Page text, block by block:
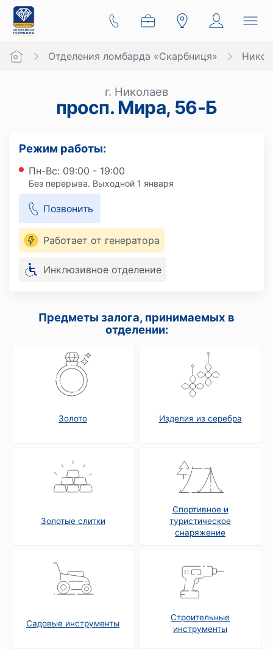
Отделения ломбарда «Скарбниця»
г. Николаев
просп. Мира, 56-Б
Режим работы:
Пн-Вс: 09:00 - 19:00
Без перерыва. Выходной 1 января
Позвонить
Работает от генератора
Инклюзивное отделение
Предметы залога, принимаемых в
отделении:
Золото Изделия из серебра
Золотые слитки
Спортивное и
туристическое
снаряжение
Садовые инструменты
Строительные
инструменты